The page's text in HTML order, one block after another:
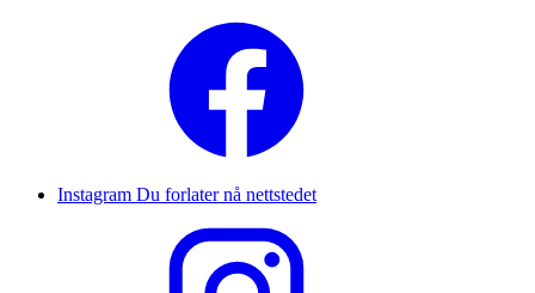
Instagram Du forlater nå nettstedet